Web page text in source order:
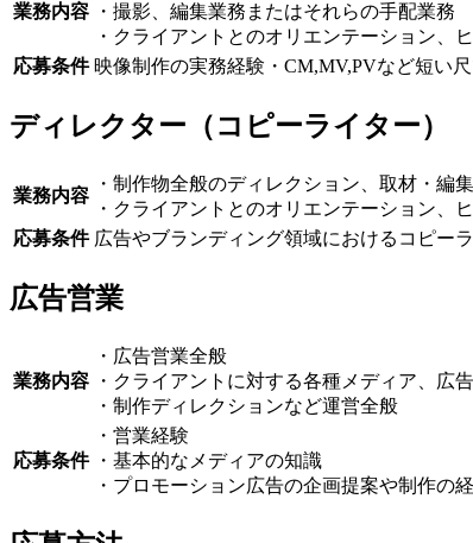
業務内容
・撮影、編集業務またはそれらの手配業務
・クライアントとのオリエンテーション、
応募条件 映像制作の実務経験・CM,MV,PVなど短い
ディレクター（コピーライター）
業務内容
・制作物全般のディレクション、取材・編
・クライアントとのオリエンテーション、
応募条件 広告やブランディング領域におけるコピー
広告営業
業務内容
・広告営業全般
・クライアントに対する各種メディア、広
・制作ディレクションなど運営全般
応募条件
・営業経験
・基本的なメディアの知識
・プロモーション広告の企画提案や制作の